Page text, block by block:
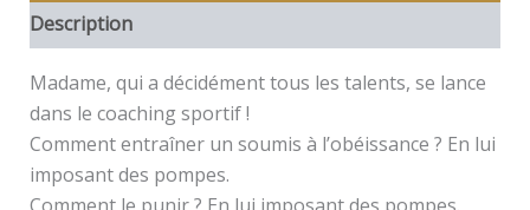
Description
Madame, qui a décidément tous les talents, se lance
dans le coaching sportif !
Comment entraîner un soumis à l’obéissance ? En lui
imposant des pompes.